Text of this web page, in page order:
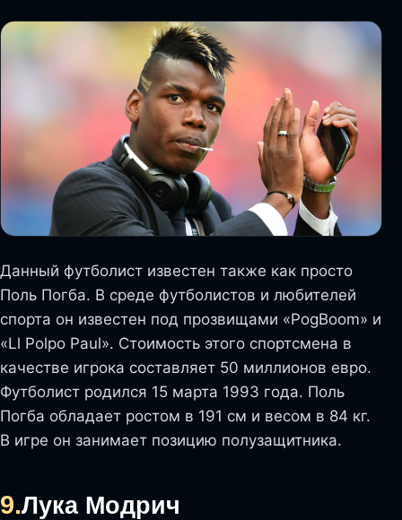
Данный футболист известен также как просто
Поль Погба. В среде футболистов и любителей
спорта он известен под прозвищами «PogBoom» и
«Ll Polpo Paul». Стоимость этого спортсмена в
качестве игрока составляет 50 миллионов евро.
Футболист родился 15 марта 1993 года. Поль
Погба обладает ростом в 191 см и весом в 84 кг.
В игре он занимает позицию полузащитника.
9.Лука Модрич